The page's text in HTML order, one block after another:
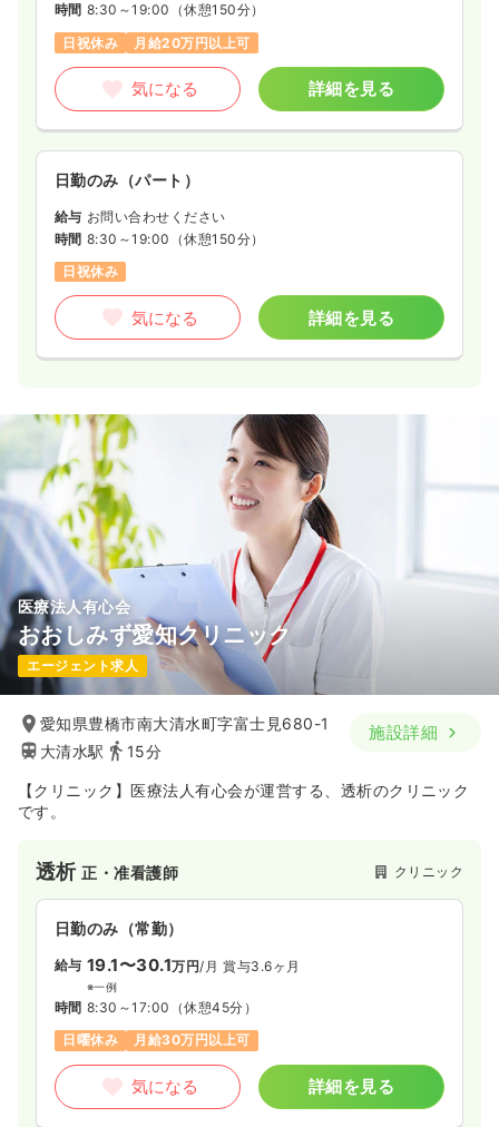
時間 8:30～19:00 （休憩150分）
日祝休み
月給20万円以上可
気になる 詳細を見る
日勤のみ（パート）
給与 お問い合わせください
時間 8:30～19:00 （休憩150分）
日祝休み
気になる 詳細を見る
医療法人有心会
おおしみず愛知クリニック
エージェント求人
愛知県豊橋市南大清水町字富士見680-1
大清水駅
15分
施設詳細
【クリニック】医療法人有心会が運営する、透析のクリニック
です。
透析正・准看護師 クリニック
日勤のみ（常勤）
給与 19.1〜30.1万円/月 賞与3.6ヶ月
※一例
時間 8:30～17:00 （休憩45分）
日曜休み
月給30万円以上可
気になる 詳細を見る